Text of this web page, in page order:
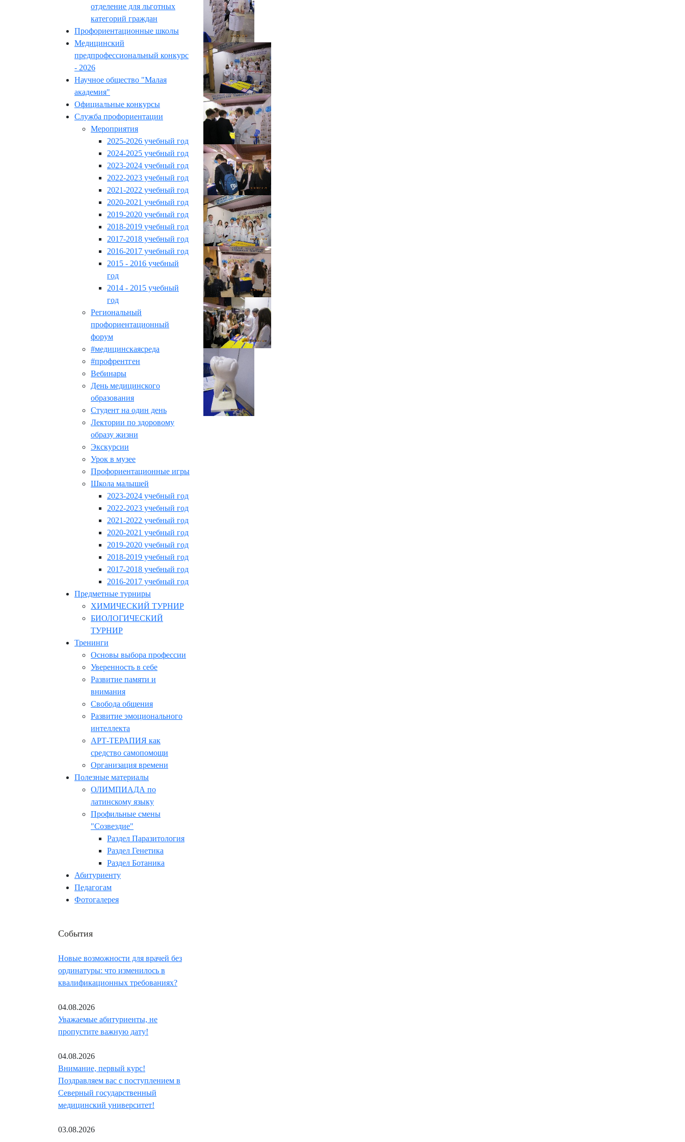
отделение для льготных
категорий граждан
Профориентационные школы
Медицинский
предпрофессиональный конкурс
- 2026
Научное общество "Малая
академия"
Официальные конкурсы
Служба профориентации
Мероприятия
2025-2026 учебный год
2024-2025 учебный год
2023-2024 учебный год
2022-2023 учебный год
2021-2022 учебный год
2020-2021 учебный год
2019-2020 учебный год
2018-2019 учебный год
2017-2018 учебный год
2016-2017 учебный год
2015 - 2016 учебный
год
2014 - 2015 учебный
год
Региональный
профориентационный
форум
#медицинскаясреда
#профрентген
Вебинары
День медицинского
образования
Студент на один день
Лектории по здоровому
образу жизни
Экскурсии
Урок в музее
Профориентационные игры
Школа малышей
2023-2024 учебный год
2022-2023 учебный год
2021-2022 учебный год
2020-2021 учебный год
2019-2020 учебный год
2018-2019 учебный год
2017-2018 учебный год
2016-2017 учебный год
Предметные турниры
ХИМИЧЕСКИЙ ТУРНИР
БИОЛОГИЧЕСКИЙ
ТУРНИР
Тренинги
Основы выбора профессии
Уверенность в себе
Развитие памяти и
внимания
Свобода общения
Развитие эмоционального
интеллекта
АРТ-ТЕРАПИЯ как
средство самопомощи
Организация времени
Полезные материалы
ОЛИМПИАДА по
латинскому языку
Профильные смены
"Созвездие"
Раздел Паразитология
Раздел Генетика
Раздел Ботаника
Абитуриенту
Педагогам
Фотогалерея
События
Новые возможности для врачей без
ординатуры: что изменилось в
квалификационных требованиях?
04.08.2026
Уважаемые абитуриенты, не
пропустите важную дату!
04.08.2026
Внимание, первый курс!
Поздравляем вас с поступлением в
Северный государственный
медицинский университет!
03.08.2026